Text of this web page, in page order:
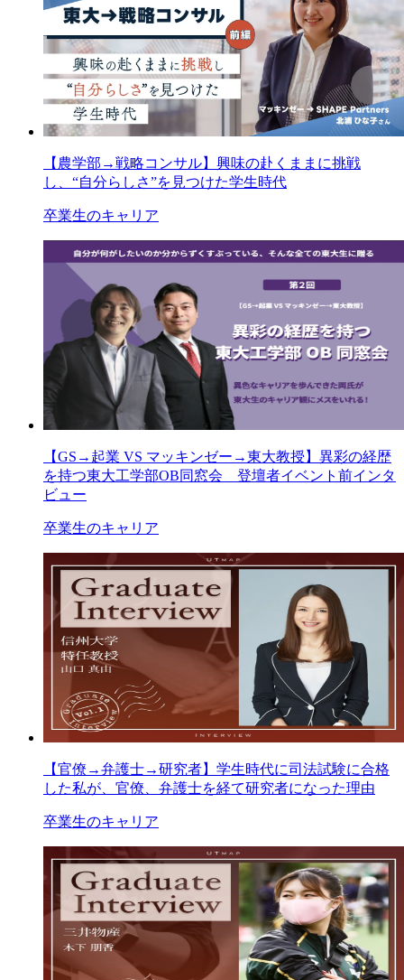
【農学部→戦略コンサル】興味の赴くままに挑戦
し、“自分らしさ”を見つけた学生時代
卒業生のキャリア
【GS→起業 VS マッキンゼー→東大教授】異彩の経歴
を持つ東大工学部OB同窓会 登壇者イベント前インタ
ビュー
卒業生のキャリア
【官僚→弁護士→研究者】学生時代に司法試験に合格
した私が、官僚、弁護士を経て研究者になった理由
卒業生のキャリア